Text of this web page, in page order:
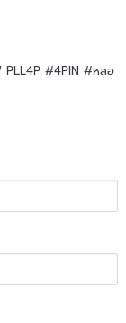
PLL4P #4PIN #หลอ